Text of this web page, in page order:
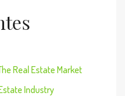
Real Estate Market
Industry